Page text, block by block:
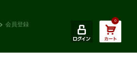
会員登録
0